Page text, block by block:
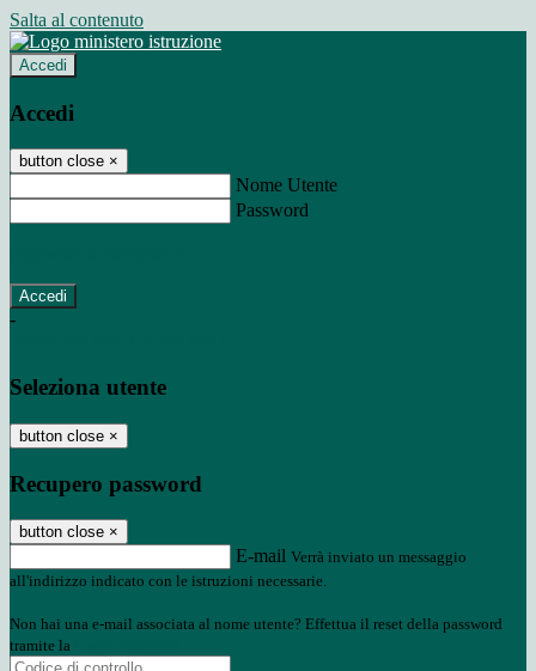
Salta al contenuto
Accedi
Accedi
button close ×
Nome Utente
Password
-
Seleziona utente
button close ×
Recupero password
button close ×
E-mail Verrà inviato un messaggio
all'indirizzo indicato con le istruzioni necessarie.
Non hai una e-mail associata al nome utente? Effettua il reset della password
tramite la